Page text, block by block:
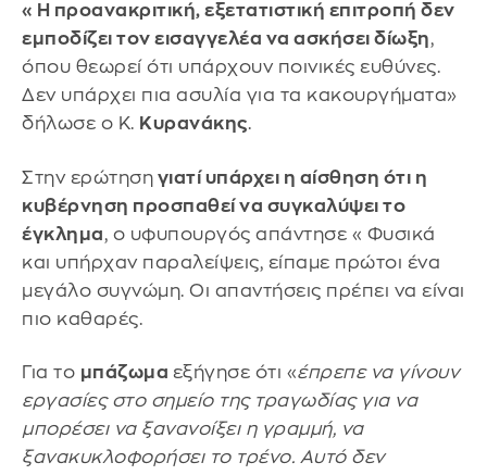
«Η προανακριτική, εξετατιστική επιτροπή δεν
εμποδίζει τον εισαγγελέα να ασκήσει δίωξη,
όπου θεωρεί ότι υπάρχουν ποινικές ευθύνες.
Δεν υπάρχει πια ασυλία για τα κακουργήματα»
δήλωσε ο Κ. Κυρανάκης.
Στην ερώτηση γιατί υπάρχει η αίσθηση ότι η
κυβέρνηση προσπαθεί να συγκαλύψει το
έγκλημα, ο υφυπουργός απάντησε « Φυσικά
και υπήρχαν παραλείψεις, είπαμε πρώτοι ένα
μεγάλο συγνώμη. Οι απαντήσεις πρέπει να είναι
πιο καθαρές.
Για το μπάζωμα εξήγησε ότι «έπρεπε να γίνουν
εργασίες στο σημείο της τραγωδίας για να
μπορέσει να ξανανοίξει η γραμμή, να
ξανακυκλοφορήσει το τρένο. Αυτό δεν